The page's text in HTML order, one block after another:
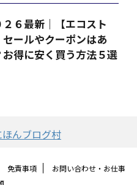
２６最新｜【エコスト
セールやクーポンはあ
お得に安く買う方法５選
ほんブログ村
免責事項
お問い合わせ・お仕事